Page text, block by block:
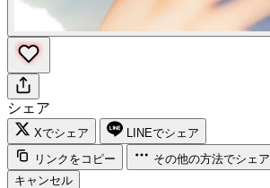
シェア
Xでシェア
LINEでシェア
リンクをコピー
その他の方法でシェア
キャンセル